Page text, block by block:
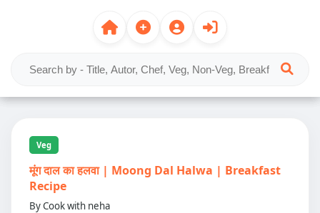
Veg
मूंग दाल का हलवा | Moong Dal Halwa | Breakfast
Recipe
By Cook with neha